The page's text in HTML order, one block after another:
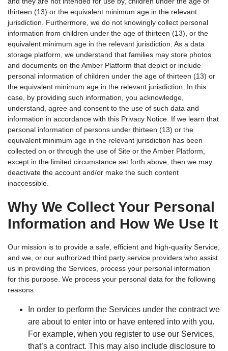
thirteen (13) or the equivalent minimum age in the relevant
jurisdiction. Furthermore, we do not knowingly collect personal
information from children under the age of thirteen (13), or the
equivalent minimum age in the relevant jurisdiction. As a data
storage platform, we understand that families may store photos
and documents on the Amber Platform that depict or include
personal information of children under the age of thirteen (13) or
the equivalent minimum age in the relevant jurisdiction. In this
case, by providing such information, you acknowledge,
understand, agree and consent to the use of such data and
information in accordance with this Privacy Notice. If we learn that
personal information of persons under thirteen (13) or the
equivalent minimum age in the relevant jurisdiction has been
collected on or through the use of Site or the Amber Platform,
except in the limited circumstance set forth above, then we may
deactivate the account and/or make the such content
inaccessible.
Why We Collect Your Personal
Information and How We Use It
Our mission is to provide a safe, efficient and high-quality Service,
and we, or our authorized third party service providers who assist
us in providing the Services, process your personal information
for this purpose. We process your personal data for the following
reasons:
In order to perform the Services under the contract we
are about to enter into or have entered into with you.
For example, when you register to use our Services,
that’s a contract. This may also include disclosure to